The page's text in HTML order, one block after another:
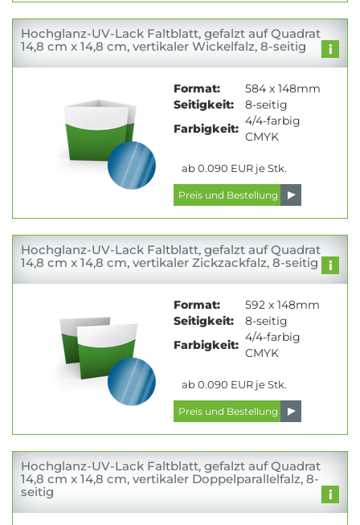
Hochglanz-UV-Lack Faltblatt, gefalzt auf Quadrat
14,8 cm x 14,8 cm, vertikaler Wickelfalz, 8-seitig
Format:
584 x 148mm
Seitigkeit:
8-seitig
Farbigkeit:
4/4-farbig
CMYK
ab 0.090 EUR je Stk.
Hochglanz-UV-Lack Faltblatt, gefalzt auf Quadrat
14,8 cm x 14,8 cm, vertikaler Zickzackfalz, 8-seitig
Format:
592 x 148mm
Seitigkeit:
8-seitig
Farbigkeit:
4/4-farbig
CMYK
ab 0.090 EUR je Stk.
Hochglanz-UV-Lack Faltblatt, gefalzt auf Quadrat
14,8 cm x 14,8 cm, vertikaler Doppelparallelfalz, 8-
seitig